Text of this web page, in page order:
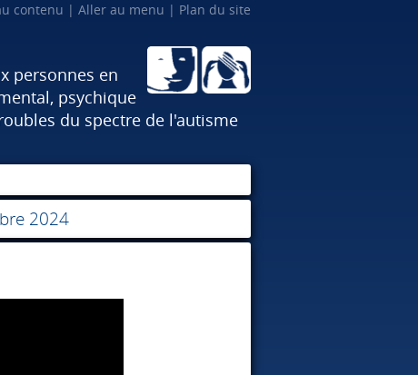
contenu Aller au menu Plan du site
personnes en
psychique
du spectre de l'autisme
2024